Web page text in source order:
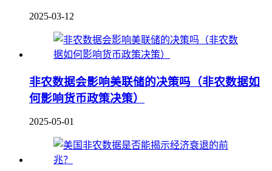
2025-03-12
非农数据会影响美联储的决策吗（非农数据如
何影响货币政策决策）
2025-05-01